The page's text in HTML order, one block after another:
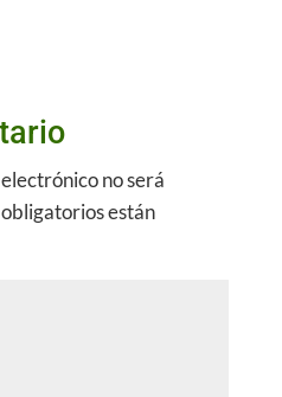
no será
obligatorios están